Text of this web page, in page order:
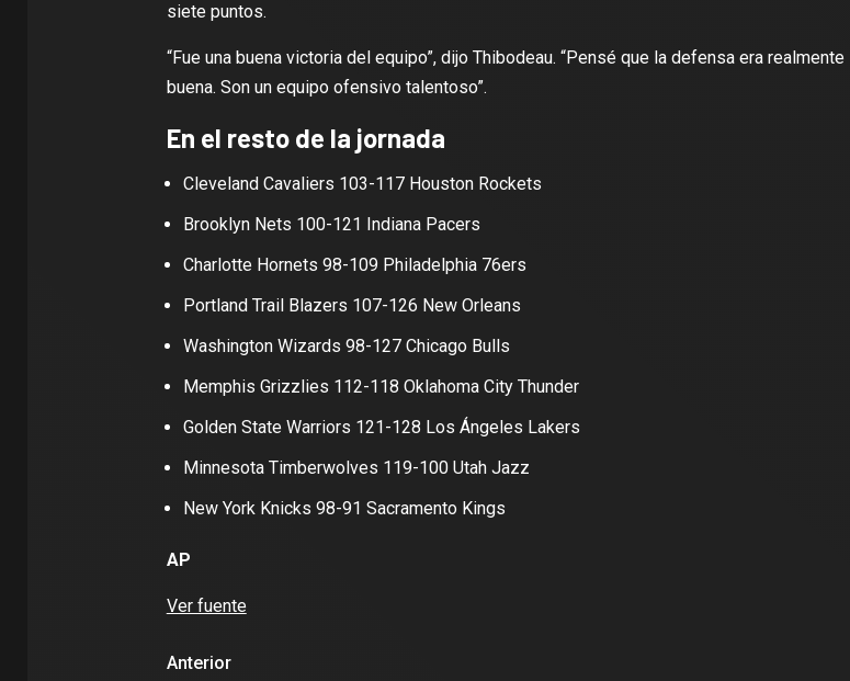
siete puntos.
“Fue una buena victoria del equipo”, dijo Thibodeau. “Pensé que la defensa era realmente
buena. Son un equipo ofensivo talentoso”.
En el resto de la jornada
Cleveland Cavaliers 103-117 Houston Rockets
Brooklyn Nets 100-121 Indiana Pacers
Charlotte Hornets 98-109 Philadelphia 76ers
Portland Trail Blazers 107-126 New Orleans
Washington Wizards 98-127 Chicago Bulls
Memphis Grizzlies 112-118 Oklahoma City Thunder
Golden State Warriors 121-128 Los Ángeles Lakers
Minnesota Timberwolves 119-100 Utah Jazz
New York Knicks 98-91 Sacramento Kings
AP
Ver fuente
Anterior